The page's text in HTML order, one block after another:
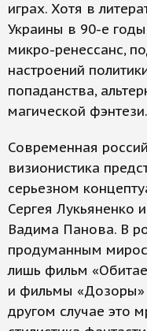
играх. Хотя в
Украины в 90-е
микро-ренессанс,
настроений
попаданства,
магической фэнтези.
Современная
визионистика
серьезном
Сергея Лукьяненко
Вадима Панова. В
продуманным
лишь фильм
и фильмы «Дозоры»
другом случае это